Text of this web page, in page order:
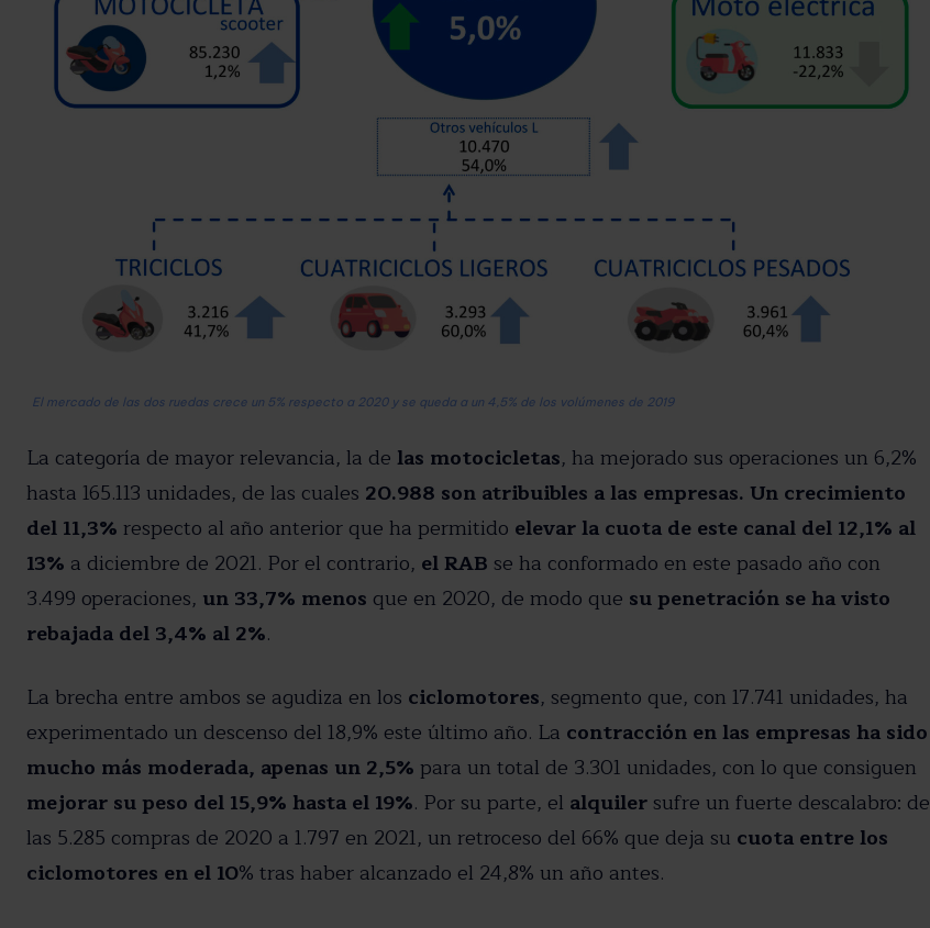
El mercado de las dos ruedas crece un 5% respecto a 2020 y se queda a un 4,5% de los volúmenes de 2019
La categoría de mayor relevancia, la de las motocicletas, ha mejorado sus operaciones un 6,2%
hasta 165.113 unidades, de las cuales 20.988 son atribuibles a las empresas. Un crecimiento
del 11,3% respecto al año anterior que ha permitido elevar la cuota de este canal del 12,1% al
13% a diciembre de 2021. Por el contrario, el RAB se ha conformado en este pasado año con
3.499 operaciones, un 33,7% menos que en 2020, de modo que su penetración se ha visto
rebajada del 3,4% al 2%.
La brecha entre ambos se agudiza en los ciclomotores, segmento que, con 17.741 unidades, ha
experimentado un descenso del 18,9% este último año. La contracción en las empresas ha sido
mucho más moderada, apenas un 2,5% para un total de 3.301 unidades, con lo que consiguen
mejorar su peso del 15,9% hasta el 19%. Por su parte, el alquiler sufre un fuerte descalabro: de
las 5.285 compras de 2020 a 1.797 en 2021, un retroceso del 66% que deja su cuota entre los
ciclomotores en el 10% tras haber alcanzado el 24,8% un año antes.